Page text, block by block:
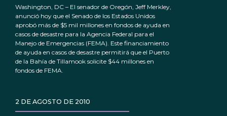
Washington, DC – El senador de Oregón, Jeff Merkley,
anunció hoy que el Senado de los Estados Unidos
aprobó más de $5 mil millones en fondos de ayuda en
casos de desastre para la Agencia Federal para el
Manejo de Emergencias (FEMA). Este financiamiento
de ayuda en casos de desastre permitirá que el Puerto
de la Bahía de Tillamook solicite $44 millones en
fondos de FEMA.
2 DE AGOSTO DE 2010